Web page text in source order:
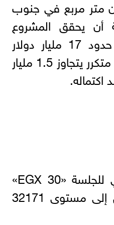
14 مليون متر مربع في جنوب
أن يحقق المشروع
إجمالي مبيعات في حدود 17 مليار دولار
أمريكي، ودخل سنوي متكرر يتجاوز 1.5 مليار
اكتماله.
ارتفع المؤشر الرئيسي للجلسة «EGX 30»
بنسبة 0.49% ليصل إلى مستوى 32171